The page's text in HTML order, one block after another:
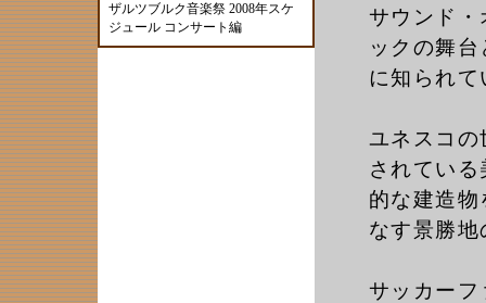
サウンド・
ックの舞
に知られて
ユネスコの
されてい
的な建造
なす景勝
サッカー
ザルツブルク音楽祭 2008年スケ
ジュール コンサート編